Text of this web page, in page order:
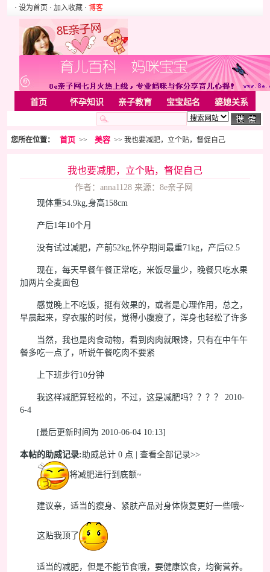
· 设为首页 · 加入收藏 · 博客
首页 怀孕知识 亲子教育 宝宝起名 婆媳关系
胎教音乐 家居 亲子游戏
美容化装 Rss
您所在位置： 首页 >> 美容 >> 我也要减肥，立个贴，督促自己
我也要减肥，立个贴，督促自己
作者：anna1128 来源：8e亲子网
现体重54.9kg,身高158cm
产后1年10个月
没有试过减肥，产前52kg,怀孕期间最重71kg，产后62.5
现在，每天早餐午餐正常吃，米饭尽量少，晚餐只吃水果
加两片全麦面包
感觉晚上不吃饭，挺有效果的，或者是心理作用，总之，
早晨起来，穿衣服的时候，觉得小腹瘦了，浑身也轻松了许多
当然，我也是肉食动物，看到肉肉就眼馋，只有在中午午
餐多吃一点了，听说午餐吃肉不要紧
上下班步行10分钟
我这样减肥算轻松的，不过，这是减肥吗？？？？ 2010-
6-4
[最后更新时间为 2010-06-04 10:13]
本帖的助威记录:助威总计 0 点 | 查看全部记录>>
将减肥进行到底额~
建议亲，适当的瘦身、紧肤产品对身体恢复更好一些哦~
这贴我顶了
适当的减肥，但是不能节食哦，要健康饮食，均衡营养。